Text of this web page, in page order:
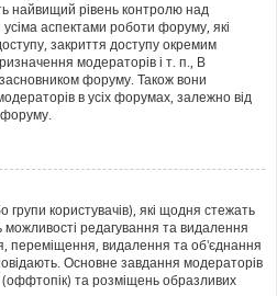
найвищий рівень контролю над
аспектами роботи форуму, які
закриття доступу окремим
модераторів і т. п., В
форуму. Також вони
в усіх форумах, залежно від
користувачів), які щодня стежать
редагування та видалення
переміщення, видалення та об'єднання
Основне завдання модераторів
(оффтопік) та розміщень образливих